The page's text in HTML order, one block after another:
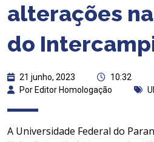
alterações
do
21 junho, 2023
10:32
Por Editor Homologação
A Universidade Federal do